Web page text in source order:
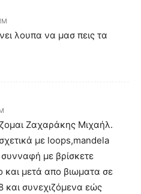
λουπα να μασ πεις τα
Ζαχαράκης Μιχαήλ.
με loops,mandela
με βρίσκετε
και μετά απο βιωματα σε
και συνεχιζόμενα εώς